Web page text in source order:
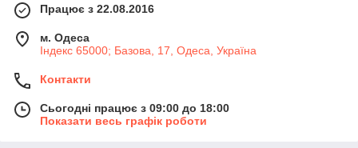
Працює з 22.08.2016
м. Одеса
Індекс 65000; Базова, 17, Одеса, Україна
Контакти
Сьогодні працює з 09:00 до 18:00
Показати весь графік роботи